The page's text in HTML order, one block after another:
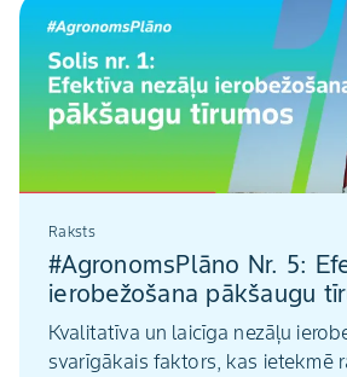
Raksts
#AgronomsPlāno Nr. 5:
ierobežošana pākšaugu
Kvalitatīva un laicīga nezāļu
svarīgākais faktors, kas ietekmē